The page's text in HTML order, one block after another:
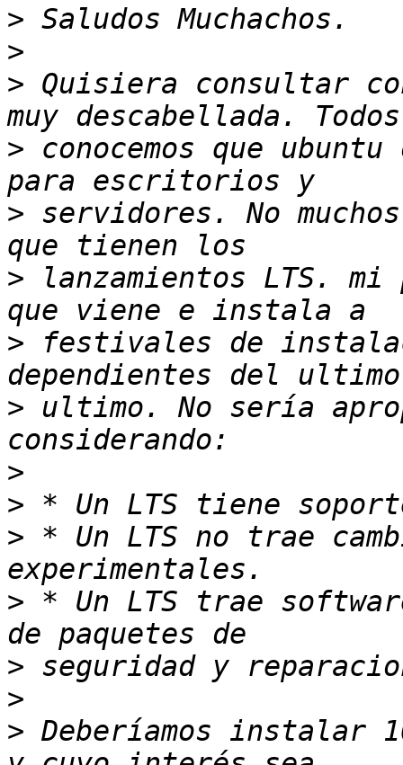
>
>
> Quisiera consultar
> conocemos que
> servidores. No
> lanzamientos LTS.
> festivales de
> ultimo. No sería
>
>
> * Un LTS no trae
> * Un LTS trae
>
>
> Deberíamos instalar